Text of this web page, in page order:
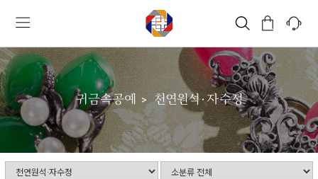
귀금속공예 천연원석·자수정